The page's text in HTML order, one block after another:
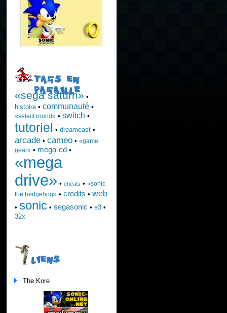
TAGS EN
PAGAILLE
«sega saturn» •
histoire• communauté•
«select round»• switch •
tutoriel • dreamcast•
arcade• cameo• «game
gear»• mega-cd •
«mega
drive» • cheats • «sonic
the hedgehog»• credits • web
• sonic• segasonic • e3•
32x
LIENS
The Kore